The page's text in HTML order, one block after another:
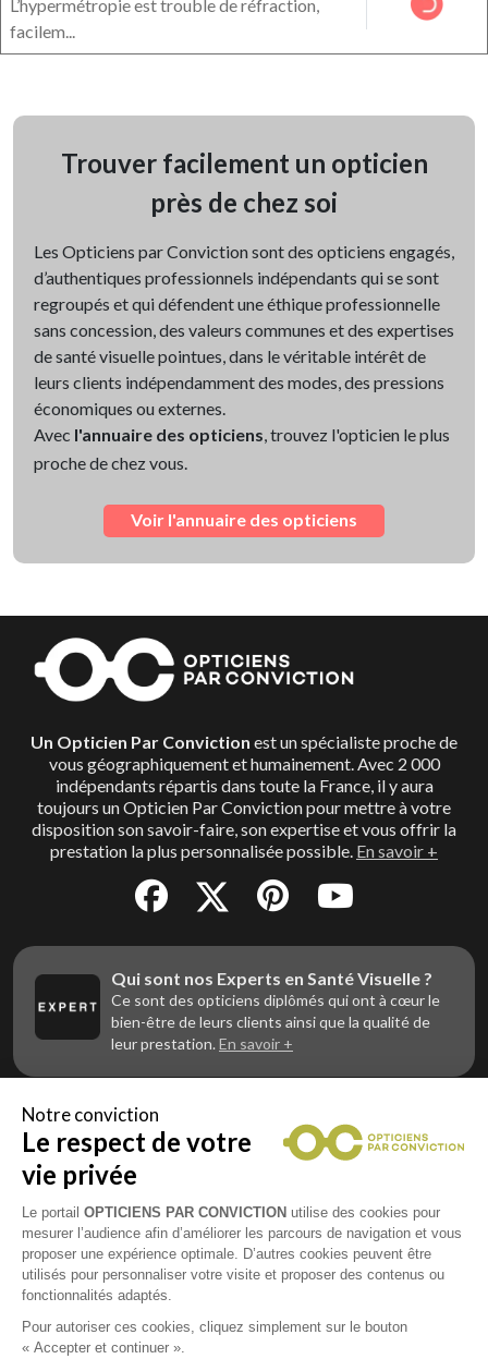
L’hypermétropie est trouble de réfraction,
facilem...
Trouver facilement un opticien
près de chez soi
Les Opticiens par Conviction sont des opticiens engagés,
d’authentiques professionnels indépendants qui se sont
regroupés et qui défendent une éthique professionnelle
sans concession, des valeurs communes et des expertises
de santé visuelle pointues, dans le véritable intérêt de
leurs clients indépendamment des modes, des pressions
économiques ou externes.
Avec l'annuaire des opticiens, trouvez l'opticien le plus
proche de chez vous.
Voir l'annuaire des opticiens
Un Opticien Par Conviction est un spécialiste proche de
vous géographiquement et humainement. Avec 2 000
indépendants répartis dans toute la France, il y aura
toujours un Opticien Par Conviction pour mettre à votre
disposition son savoir-faire, son expertise et vous offrir la
prestation la plus personnalisée possible. En savoir +
Qui sont nos Experts en Santé Visuelle ?
Ce sont des opticiens diplômés qui ont à cœur le
bien-être de leurs clients ainsi que la qualité de
leur prestation. En savoir +
Vous êtes un professionnel de la vue et
vous souhaitez nous rejoindre ?
Contactez Alliance Optic, la centrale d’achats et
d’accompagnement des opticiens indépendants
Notre conviction
Le respect de votre
vie privée
Le portail OPTICIENS PAR CONVICTION utilise des cookies pour
mesurer l’audience afin d’améliorer les parcours de navigation et vous
proposer une expérience optimale. D’autres cookies peuvent être
utilisés pour personnaliser votre visite et proposer des contenus ou
fonctionnalités adaptés.
Pour autoriser ces cookies, cliquez simplement sur le bouton
« Accepter et continuer ».